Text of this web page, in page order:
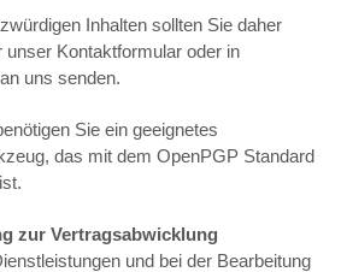
Inhalten sollten Sie daher
Kontaktformular oder in
uns senden.
Sie ein geeignetes
das mit dem OpenPGP Standard
zur Vertragsabwicklung
und bei der Bearbeitung